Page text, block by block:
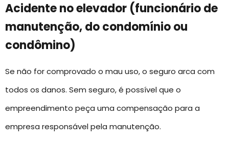
Acidente no elevador (funcionário de
manutenção, do condomínio ou
condômino)
Se não for comprovado o mau uso, o seguro arca com
todos os danos. Sem seguro, é possível que o
empreendimento peça uma compensação para a
empresa responsável pela manutenção.